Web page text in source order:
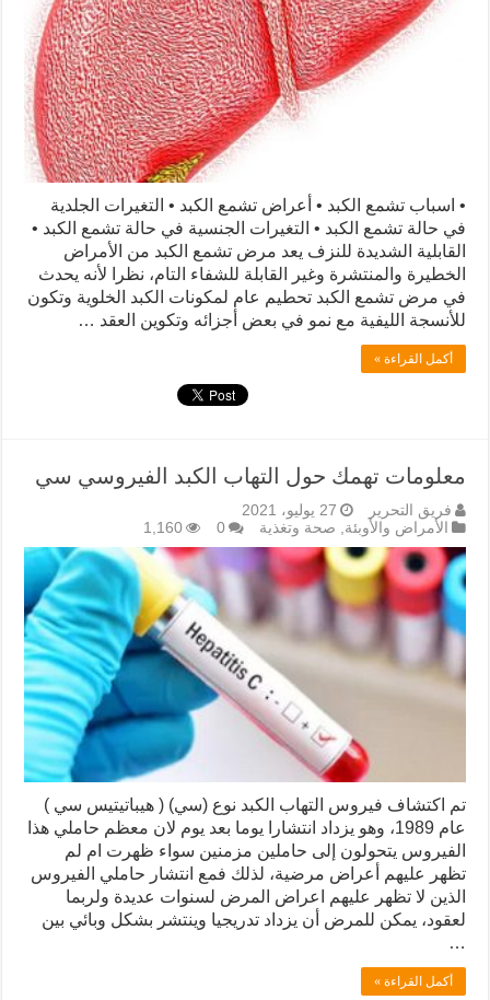
• اسباب تشمع الكبد • أعراض تشمع الكبد • التغيرات الجلدية
في حالة تشمع الكبد • التغيرات الجنسية في حالة تشمع الكبد •
القابلية الشديدة للنزف يعد مرض تشمع الكبد من الأمراض
الخطيرة والمنتشرة وغير القابلة للشفاء التام، نظرا لأنه يحدث
في مرض تشمع الكبد تحطيم عام لمكونات الكبد الخلوية وتكون
للأنسجة الليفية مع نمو في بعض أجزائه وتكوين العقد …
أكمل القراءة »
معلومات تهمك حول التهاب الكبد الفيروسي سي
فريق التحرير
27 يوليو، 2021
الأمراض والأوبئة
صحة وتغذية 0
1,160
تم اكتشاف فيروس التهاب الكبد نوع (سي) ( هيباتيتيس سي )
عام 1989، وهو يزداد انتشارا يوما بعد يوم لان معظم حاملي هذا
الفيروس يتحولون إلى حاملين مزمنين سواء ظهرت ام لم
تظهر عليهم أعراض مرضية، لذلك فمع انتشار حاملي الفيروس
الذين لا تظهر عليهم اعراض المرض لسنوات عديدة ولربما
لعقود، يمكن للمرض أن يزداد تدريجيا وينتشر بشكل وبائي بين
…
أكمل القراءة »